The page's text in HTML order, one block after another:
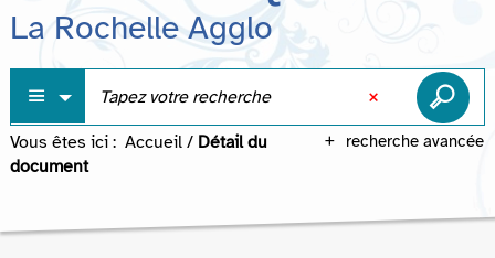
La Rochelle Agglo
recherche avancée
Vous êtes ici : Accueil / Détail du
document